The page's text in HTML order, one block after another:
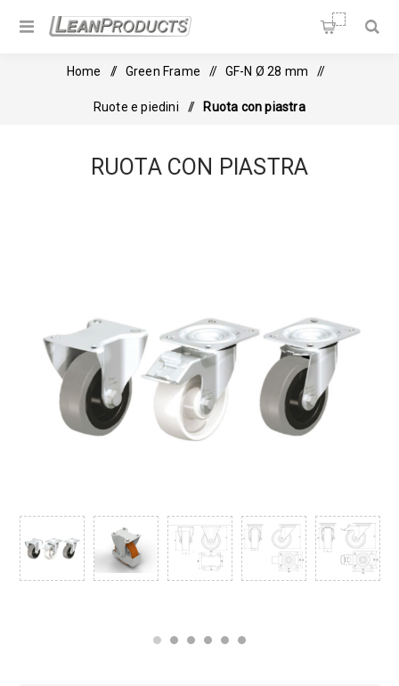
Soluzioni per la Lean
Home / Green Frame / GF-N Ø 28 mm /
Ruote e piedini / Ruota con piastra
RUOTA CON PIASTRA